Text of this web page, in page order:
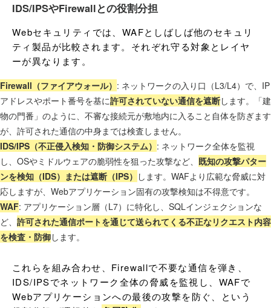
IDS/IPSやFirewallとの役割分担
Webセキュリティでは、WAFとしばしば他のセキュリ
ティ製品が比較されます。それぞれ守る対象とレイヤ
ーが異なります。
Firewall（ファイアウォール） : ネットワークの入り口（L3/L4）で、IP
アドレスやポート番号を基に許可されていない通信を遮断します。「建
物の門番」のように、不審な接続元が敷地内に入ること自体を防ぎます
が、許可された通信の中身までは検査しません。
IDS/IPS（不正侵入検知・防御システム） : ネットワーク全体を監視
し、OSやミドルウェアの脆弱性を狙った攻撃など、 既知の攻撃パター
ンを検知（IDS）または遮断（IPS） します。WAFより広範な脅威に対
応しますが、Webアプリケーション固有の攻撃検知は不得意です。
WAF: アプリケーション層（L7）に特化し、SQLインジェクションな
ど、 許可された通信ポートを通じて送られてくる不正なリクエスト内容
を検査・防御します。
これらを組み合わせ、Firewallで不要な通信を弾き、
IDS/IPSでネットワーク全体の脅威を監視し、WAFで
Webアプリケーションへの最後の攻撃を防ぐ、という